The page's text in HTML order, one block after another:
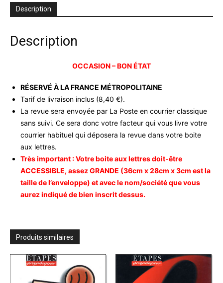
oct
04
occasion
Description
Description
OCCASION – BON ÉTAT
RÉSERVÉ À LA FRANCE MÉTROPOLITAINE
Tarif de livraison inclus (8,40 €).
La revue sera envoyée par La Poste en courrier classique
sans suivi. Ce sera donc votre facteur qui vous livre votre
courrier habituel qui déposera la revue dans votre boite
aux lettres.
Très important : Votre boite aux lettres doit-être
ACCESSIBLE, assez GRANDE (36cm x 28cm x 3cm est la
taille de l’enveloppe) et avec le nom/société que vous
aurez indiqué de bien inscrit dessus.
Produits similaires